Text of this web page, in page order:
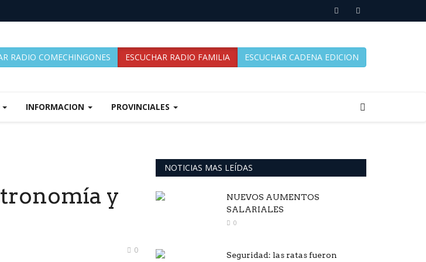
RADIO COMECHINGONES ESCUCHAR RADIO FAMILIA ESCUCHAR CADENA EDICION
INFORMACION PROVINCIALES
y
0
NOTICIAS MAS LEÍDAS
NUEVOS AUMENTOS
SALARIALES
0
Seguridad: las ratas fueron